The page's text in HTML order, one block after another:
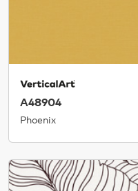
A48904
Phoenix